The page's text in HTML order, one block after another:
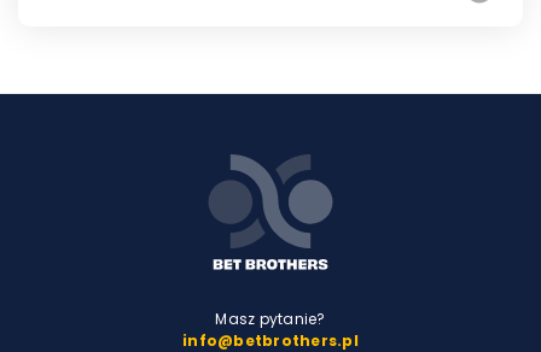
Masz pytanie?
info@betbrothers.pl